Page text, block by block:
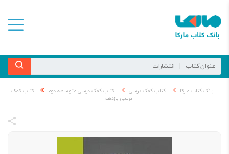
بانک کتاب مارکا کتاب کمک درسی کتاب کمک درسی متوسطه دوم
کتاب کمک
درسی یازدهم